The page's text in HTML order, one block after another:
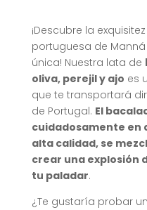
¡Descubre la
portuguesa de
única! Nuestra lata de
oliva, perejil y ajo es
que te transportará
de Portugal. El
cuidadosamente en
alta calidad, se
crear una explosión
tu paladar.
¿Te gustaría probar